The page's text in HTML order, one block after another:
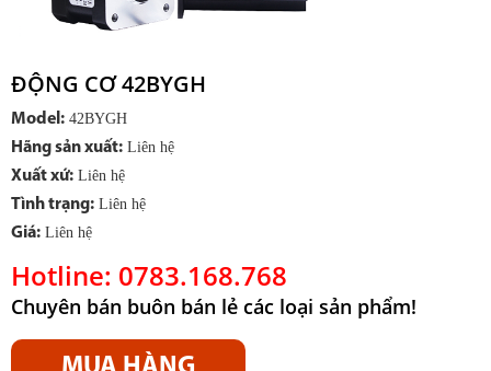
ĐỘNG CƠ 42BYGH
Model: 42BYGH
Hãng sản xuất: Liên hệ
Xuất xứ: Liên hệ
Tình trạng: Liên hệ
Giá: Liên hệ
Hotline: 0783.168.768
Chuyên bán buôn bán lẻ các loại sản phẩm!